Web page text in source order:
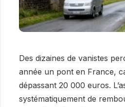
Des dizaines de vanistes
année un pont en France,
dépassant 20 000 euros.
systématiquement de